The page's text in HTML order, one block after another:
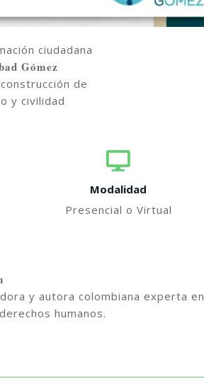
ciudadana
Gómez
de
y civilidad
Modalidad
Presencial o Virtual
y autora colombiana experta en
humanos.